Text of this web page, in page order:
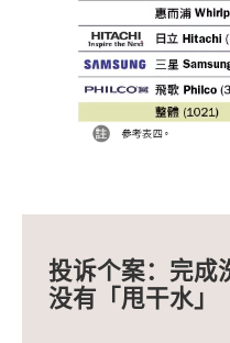
投诉个案：完成
没有「甩干水」